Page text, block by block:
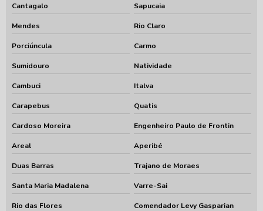
Cantagalo Sapucaia
Mendes Rio Claro
Porciúncula Carmo
Sumidouro Natividade
Cambuci Italva
Carapebus Quatis
Cardoso Moreira Engenheiro Paulo de Frontin
Areal Aperibé
Duas Barras Trajano de Moraes
Santa Maria Madalena Varre-Sai
Rio das Flores Comendador Levy Gasparian